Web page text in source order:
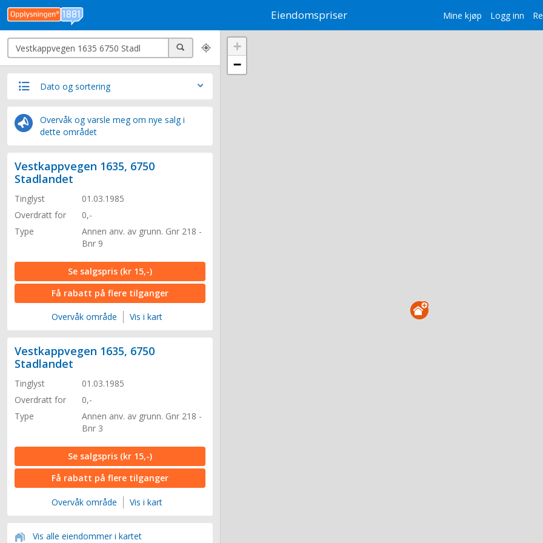
Mine kjøp Logg inn
Eiendomspriser
Søk
Dato og sortering
Overvåk og varsle meg om nye salg i
dette området
Vestkappvegen 1635, 6750
Stadlandet
Tinglyst
01.03.1985
Overdratt for
0,-
Type
Annen anv. av grunn. Gnr 218 -
Bnr 9
Se salgspris (kr 15,-)
Få rabatt på flere tilganger
Overvåk område Vis i kart
Vestkappvegen 1635, 6750
Stadlandet
Tinglyst
01.03.1985
Overdratt for
0,-
Type
Annen anv. av grunn. Gnr 218 -
Bnr 3
Se salgspris (kr 15,-)
Få rabatt på flere tilganger
Overvåk område Vis i kart
Vis alle eiendommer i kartet
+
−